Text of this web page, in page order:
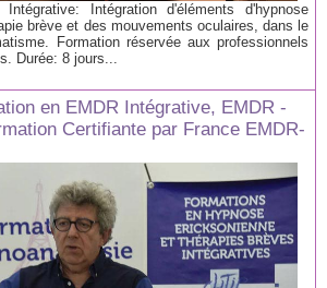
Intégration d'éléments d'hypnose
brève et des mouvements oculaires, dans le
Formation réservée aux professionnels
Durée: 8 jours...
en EMDR Intégrative, EMDR -
Certifiante par France EMDR-